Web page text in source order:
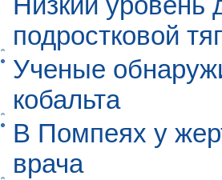
подростковой
Ученые
кобальта
В Помпеях у
врача